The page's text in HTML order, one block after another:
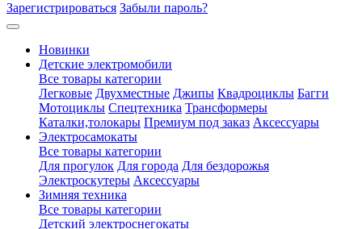
Зарегистрироваться Забыли пароль?
Новинки
Детские электромобили
Все товары категории
Легковые Двухместные Джипы Квадроциклы Багги
Мотоциклы Спецтехника Трансформеры
Каталки,толокары Премиум под заказ Аксессуары
Электросамокаты
Все товары категории
Для прогулок Для города Для бездорожья
Электроскутеры Аксессуары
Зимняя техника
Все товары категории
Детский электроснегокаты